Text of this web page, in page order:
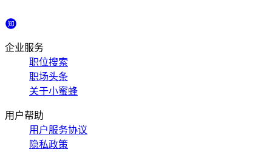
企业服务
职位搜索
职场头条
关于小蜜蜂
用户帮助
用户服务协议
隐私政策